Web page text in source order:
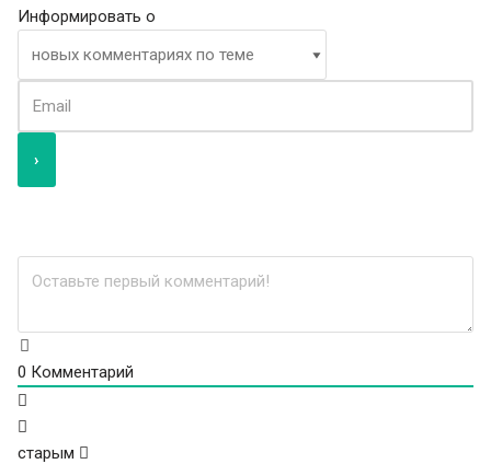
Информировать о
0 Комментарий
старым